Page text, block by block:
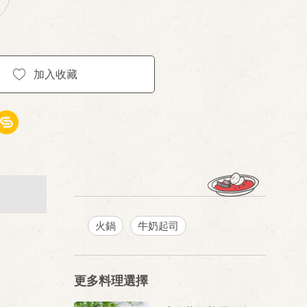
加入收藏
火鍋 牛奶起司
更多料理選擇